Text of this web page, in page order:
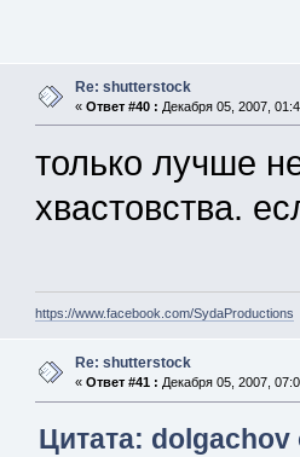
Re: shutterstock
« Ответ #40 : Декабря 05, 2007,
только лучше
хвастовства.
https://www.facebook.com/SydaProductions
Re: shutterstock
« Ответ #41 : Декабря 05, 2007,
Цитата: dolgachov